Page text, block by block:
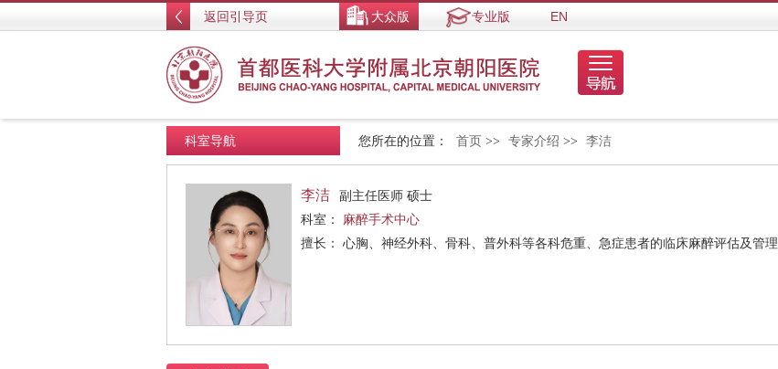
返回引导页 大众版 专业版 EN
您所在的位置： 首页 >> 专家介绍 >> 李洁
科室导航
李洁
副主任医师 硕士
科室： 麻醉手术中心
擅长： 心胸、神经外科、骨科、普外科等各科危重、急症患者的临床麻醉评估及管理